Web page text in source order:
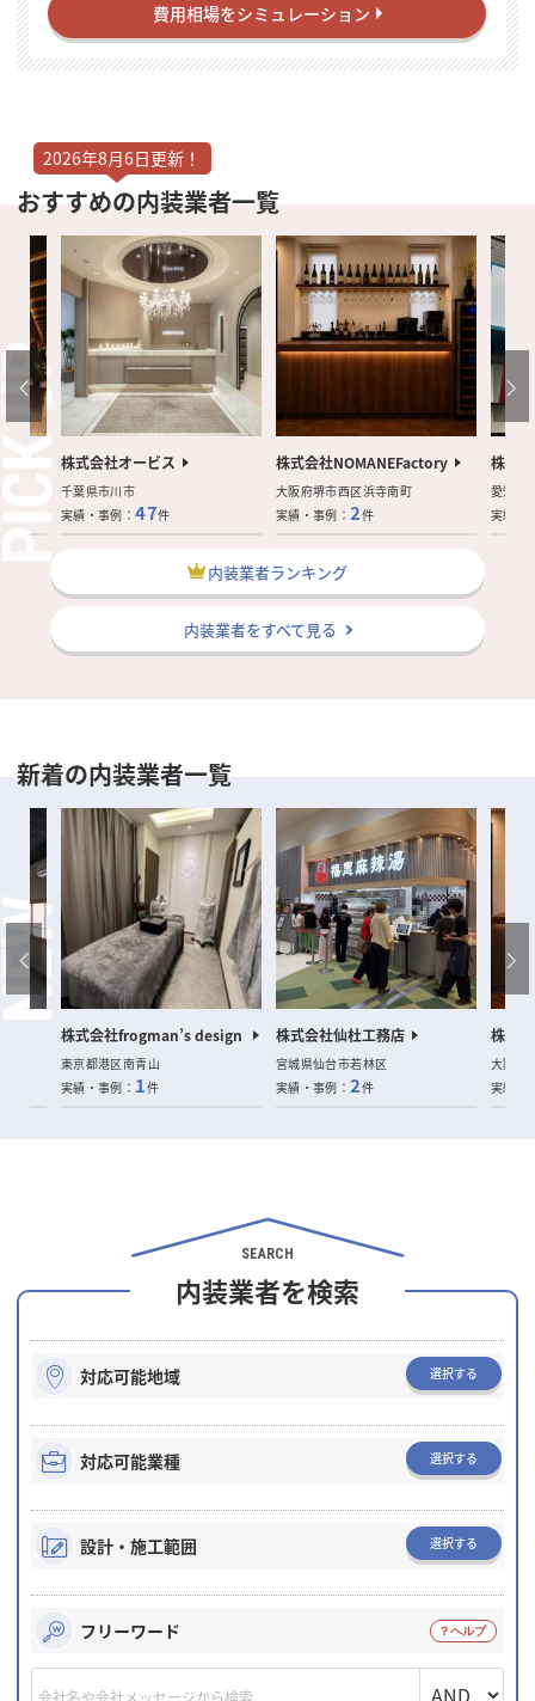
費用相場をシミュレーション
おすすめの内装業者一覧
2026年8月6日更新！
株式会社オービス
千葉県市川市
実績・事例：47件
株式会社NOMANEFactory
大阪府堺市西区浜寺南町
実績・事例：2件
株式
愛知県
実績・
内装業者ランキング
内装業者をすべて見る
新着の内装業者一覧
株式会社frogman’s design
東京都港区南青山
実績・事例： 1件
株式会社仙杜工務店
宮城県仙台市若林区
実績・事例：2件
株式
大阪府
実績・
SEARCH
内装業者を検索
対応可能地域 選択する
対応可能業種 選択する
設計・施工範囲 選択する
フリーワード